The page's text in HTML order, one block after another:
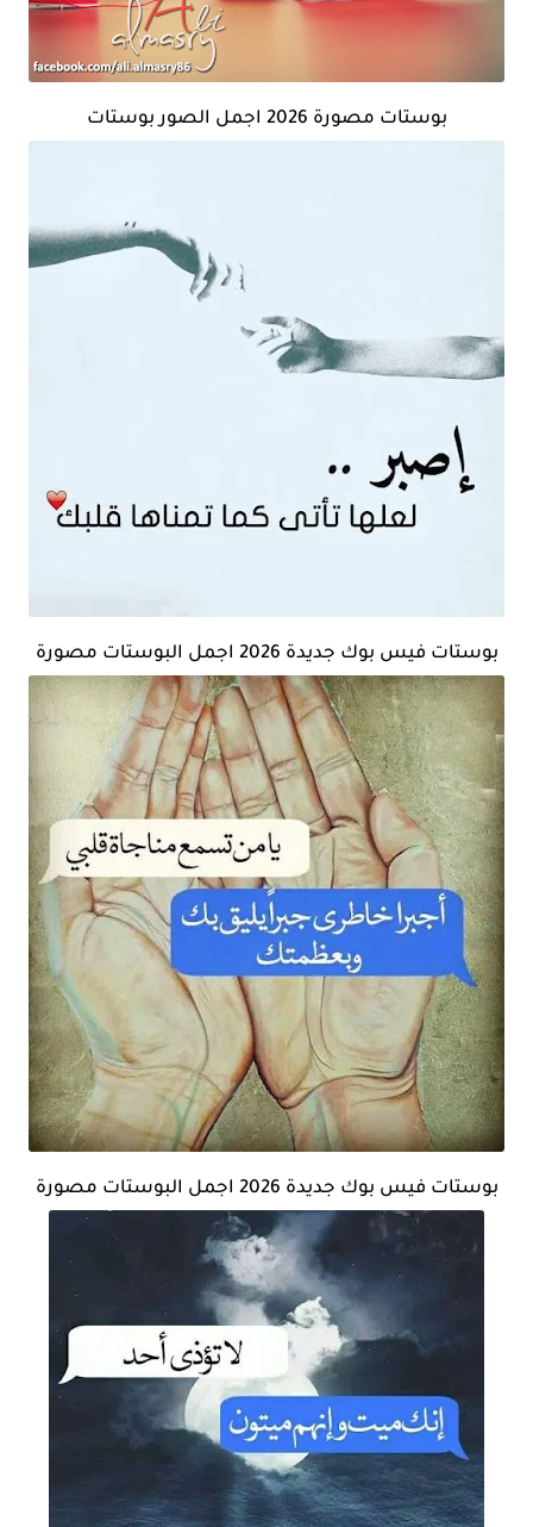
بوستات مصورة 2026 اجمل الصور بوستات
بوستات فيس بوك جديدة 2026 اجمل البوستات مصورة
بوستات فيس بوك جديدة 2026 اجمل البوستات مصورة